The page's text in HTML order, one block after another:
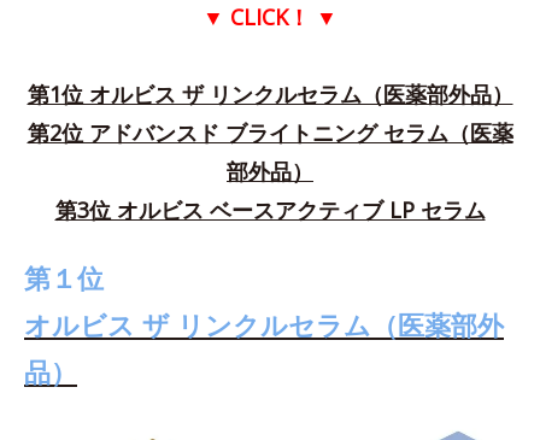
▼ CLICK！ ▼
第1位 オルビス ザ リンクルセラム（医薬部外品）
第2位 アドバンスド ブライトニング セラム（医薬
部外品）
第3位 オルビス ベースアクティブ LP セラム
第１位
オルビス ザ リンクルセラム（医薬部外
品）